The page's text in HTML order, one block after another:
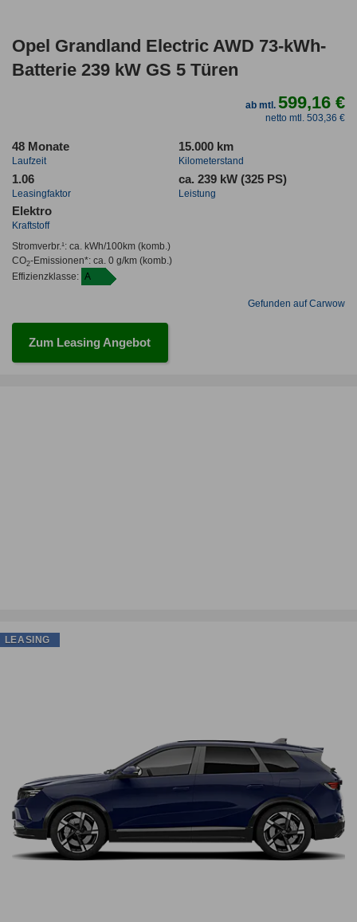
Opel Grandland Electric AWD 73-kWh-
Batterie 239 kW GS 5 Türen
ab mtl.599,16 €
netto mtl. 503,36 €
48 Monate
Laufzeit
15.000 km
Kilometerstand
1.06
Leasingfaktor
ca. 239 kW (325 PS)
Leistung
Elektro
Kraftstoff
Stromverbr.¹: ca. kWh/100km(komb.)
CO2-Emissionen*: ca. 0 g/km(komb.)
Effizienzklasse: A
Gefunden auf Carwow
Zum Leasing Angebot
LEASING